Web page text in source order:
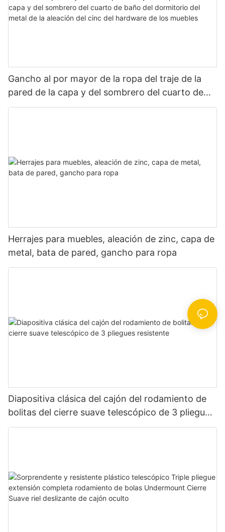
Gancho al por mayor de la ropa del traje de la
pared de la capa y del sombrero del cuarto de
baño del dormitorio del metal de la aleación del
Herrajes para muebles, aleación de zinc, capa de
metal, bata de pared, gancho para ropa
Diapositiva clásica del cajón del rodamiento de
bolitas del cierre suave telescópico de 3 pliegues
resistente